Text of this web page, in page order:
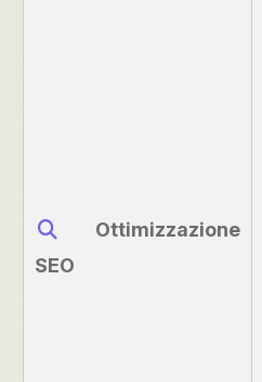
Ottimizzazione
SEO